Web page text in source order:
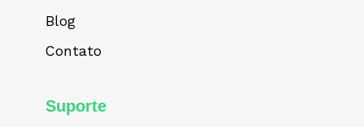
Blog
Contato
Suporte